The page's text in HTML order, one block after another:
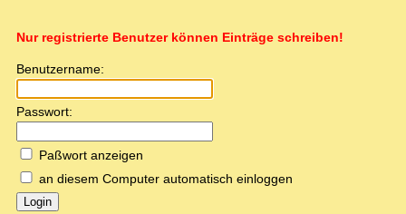
Nur registrierte Benutzer können Einträge schreiben!
Benutzername:
Passwort:
Paßwort anzeigen
an diesem Computer automatisch einloggen
Login